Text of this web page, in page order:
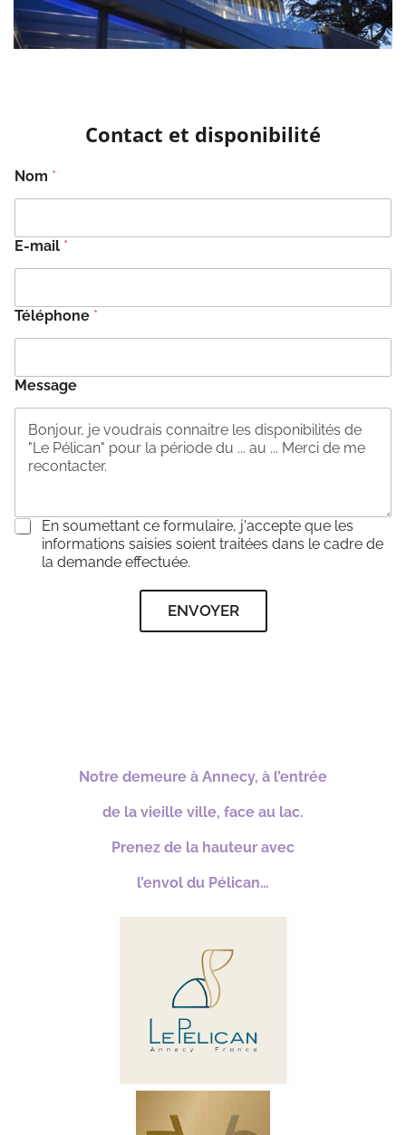
Contact et disponibilité
Nom *
E-mail *
Téléphone *
Message
C
En soumettant ce formulaire, j'accepte que les
informations saisies soient traitées dans le cadre de
la demande effectuée.
ENVOYER
Notre demeure à Annecy, à l’entrée
de la vieille ville, face au lac.
Prenez de la hauteur avec
l’envol du Pélican…